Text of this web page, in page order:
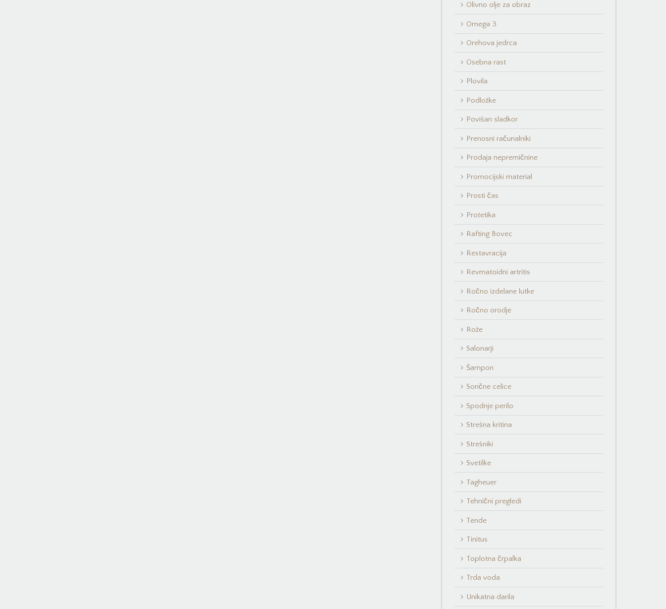
Olivno olje za obraz
Omega 3
Orehova jedrca
Osebna rast
Plovila
Podložke
Povišan sladkor
Prenosni računalniki
Prodaja nepremičnine
Promocijski material
Prosti čas
Protetika
Rafting Bovec
Restavracija
Revmatoidni artritis
Ročno izdelane lutke
Ročno orodje
Rože
Salonarji
Šampon
Sončne celice
Spodnje perilo
Strešna kritina
Strešniki
Svetilke
Tagheuer
Tehnični pregledi
Tende
Tinitus
Toplotna črpalka
Trda voda
Unikatna darila